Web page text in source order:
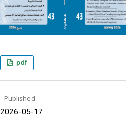
pdf
Published
2026-05-17